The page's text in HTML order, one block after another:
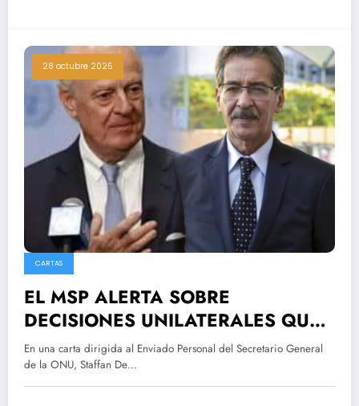
28 octubre 2025
CARTAS
EL MSP ALERTA SOBRE
DECISIONES UNILATERALES QUE
PUEDAN COLAPSAR EL PROCESO
DE PAZ EN EL SAHARA
OCCIDENTAL TRAS IMPULSO
En una carta dirigida al Enviado Personal del Secretario General
de la ONU, Staffan De…